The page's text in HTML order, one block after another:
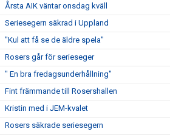
Årsta AIK väntar onsdag kväll
Seriesegern säkrad i Uppland
"Kul att få se de äldre spela"
Rosers går för serieseger
" En bra fredagsunderhållning"
Fint främmande till Rosershallen
Kristin med i JEM-kvalet
Rosers säkrade seriesegern